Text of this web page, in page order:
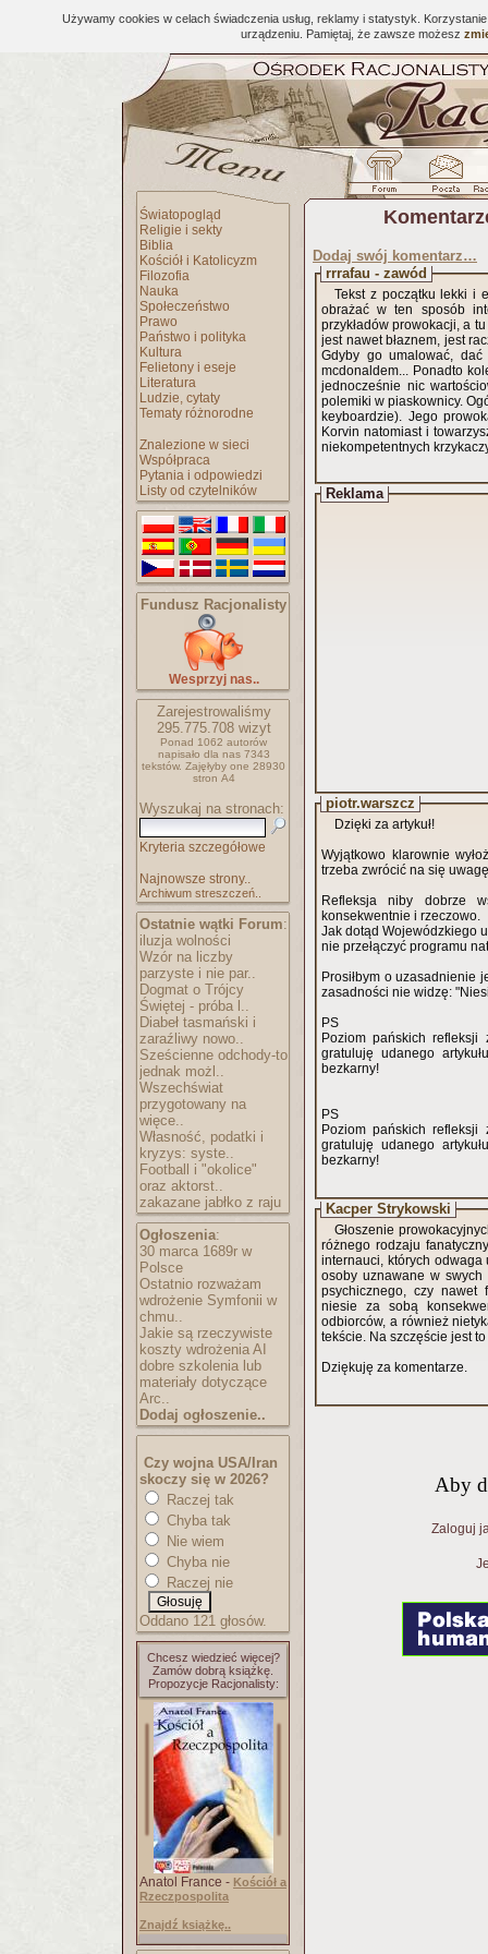
Używamy cookies w celach świadczenia usług, reklamy i statystyk.
urządzeniu. Pamiętaj, że zawsze możesz
Światopogląd
Religie i sekty
Biblia
Kościół i Katolicyzm
Filozofia
Nauka
Społeczeństwo
Prawo
Państwo i polityka
Kultura
Felietony i eseje
Literatura
Ludzie, cytaty
Tematy różnorodne
Znalezione w sieci
Współpraca
Pytania i odpowiedzi
Listy od czytelników
Fundusz Racjonalisty
Wesprzyj nas..
Zarejestrowaliśmy
295.775.708wizyt
Ponad 1062 autorów
napisało dla nas 7343
tekstów. Zajęłyby one 28930
stron A4
Wyszukaj na stronach:
Kryteria szczegółowe
Najnowsze strony..
Archiwum streszczeń..
Ostatnie wątki Forum:
iluzja wolności
Wzór na liczby
parzyste i nie par..
Dogmat o Trójcy
Świętej - próba l..
Diabeł tasmański i
zaraźliwy nowo..
Sześcienne odchody-to
jednak możl..
Wszechświat
przygotowany na
więce..
Własność, podatki i
kryzys: syste..
Football i "okolice"
oraz aktorst..
zakazane jabłko z raju
Ogłoszenia:
30 marca 1689r w
Polsce
Ostatnio rozważam
wdrożenie Symfonii w
chmu..
Jakie są rzeczywiste
koszty wdrożenia AI
dobre szkolenia lub
materiały dotyczące
Arc..
Dodaj ogłoszenie..
Czy wojna USA/Iran
skoczy się w 2026?
Raczej tak
Chyba tak
Nie wiem
Chyba nie
Raczej nie
Oddano 121 głosów.
Chcesz wiedzieć więcej?
Zamów dobrą książkę.
Propozycje Racjonalisty:
Anatol France - Kościół a
Rzeczpospolita
Znajdź książkę..
Dodaj swój komentarz…
rrrafau - zawód
Tekst z początku lekki i
obrażać w ten sposób
przykładów prowokacji, a
jest nawet błaznem, jest
Gdyby go umalować,
mcdonaldem... Ponadto
jednocześnie nic
polemiki w piaskownicy.
keyboardzie). Jego
Korvin natomiast i
niekompetentnych
Reklama
piotr.warszcz
Dzięki za artykuł!
Wyjątkowo klarownie
trzeba zwrócić na się
Refleksja niby dobrze
konsekwentnie i rzeczowo.
Jak dotąd Wojewódzkiego
nie przełączyć programu
Prosiłbym o uzasadnienie
zasadności nie widzę:
PS
Poziom pańskich
gratuluję udanego
bezkarny!
PS
Poziom pańskich
gratuluję udanego
bezkarny!
Kacper Strykowski
Głoszenie
różnego rodzaju
internauci, których odwaga
osoby uznawane w swych
psychicznego, czy nawet
niesie za sobą
odbiorców, a również
tekście. Na szczęście jest
Dziękuję za komentarze.
Aby
Zaloguj